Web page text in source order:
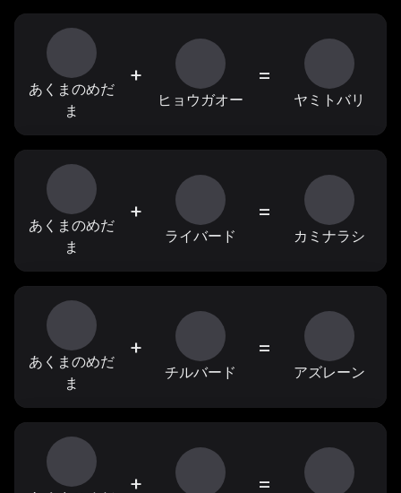
あくまのめだ
ま
+
ヒョウガオー
=
ヤミトバリ
あくまのめだ
ま
+
ライバード
=
カミナラシ
あくまのめだ
ま
+
チルバード
=
アズレーン
+ =